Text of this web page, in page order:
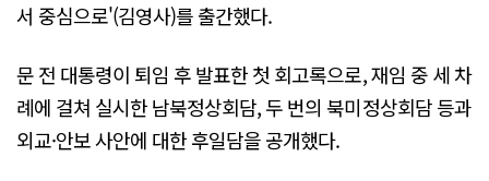
서 중심으로'(김영사)를 출간했다.
문 전 대통령이 퇴임 후 발표한 첫 회고록으로, 재임 중 세 차
례에 걸쳐 실시한 남북정상회담, 두 번의 북미정상회담 등과
외교·안보 사안에 대한 후일담을 공개했다.